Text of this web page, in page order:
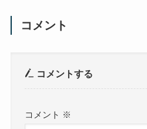
コメント
コメントする
コメント ※